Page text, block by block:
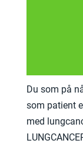
Du som på
som patient
med